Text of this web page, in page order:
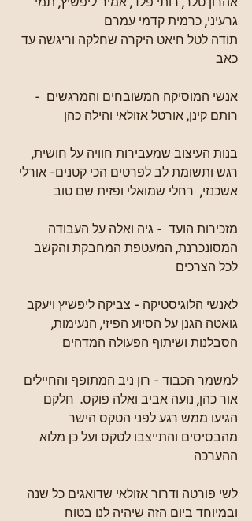
גרעיני, כרמית קדמי עמרם
תודה לטל חיאט היקרה שחלקה וריגשה עד
כאב
אנשי המוסיקה המשובחים והמרגשים  -
רותם קינן, אורטל אזולאי והילה כהן
בנות העיצוב שמעבירות חוויה על חושית,
רגש ותשומת לב לפרטים הכי קטנים- אורלי
אשכנזי,  רחלי שמואלי ופזית שם טוב
מזכירות הועד  - גיה ואלה על העבודה
המסונכרנת, המעטפת המחבקת והקשב
לכל הצרכים
לאנשי הלוגיסטיקה - צביקה ליפשיץ ויעקב
גואטה הגנן על הסיוע הפיזי, הנעימות,
הסבלנות ושיתוף הפעולה המדהים
למשמר הכבוד - רון ניב המתופף והחיילים
אור כהן, נועה אביב ואלה פוקס.  חלקם
הגיעו ממש רגע לפני הטקס הישר
מהבסיסים והתייצבו לטקס ועל כן מלוא
ההערכה
לשי פורטה ודרור אזולאי שדואגים כל שנה
ובמיוחד ביום הזה שיהיה לנו בטוח